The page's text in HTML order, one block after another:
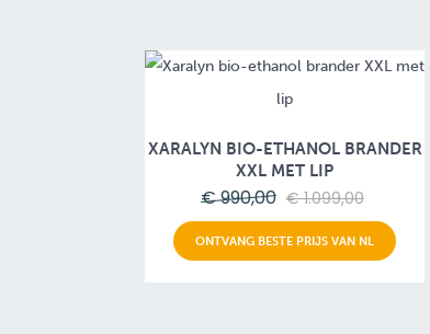
XARALYN BIO-ETHANOL BRANDER
XXL MET LIP
€ 990,00 € 1.099,00
ONTVANG BESTE PRIJS VAN NL